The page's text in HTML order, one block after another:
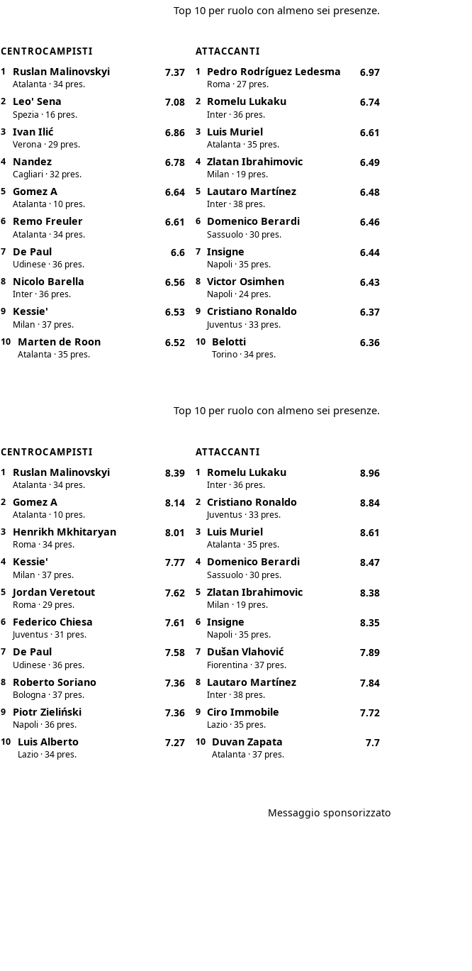
Top 10 per ruolo con almeno sei presenze.
CENTROCAMPISTI
1 Ruslan Malinovskyi
Atalanta · 34 pres.
7.37
2 Leo' Sena
Spezia · 16 pres.
7.08
3 Ivan Ilić
Verona · 29 pres.
6.86
4 Nandez
Cagliari · 32 pres.
6.78
5 Gomez A
Atalanta · 10 pres.
6.64
6 Remo Freuler
Atalanta · 34 pres.
6.61
7 De Paul
Udinese · 36 pres.
6.6
8 Nicolo Barella
Inter · 36 pres.
6.56
9 Kessie'
Milan · 37 pres.
6.53
10 Marten de Roon
Atalanta · 35 pres.
6.52
ATTACCANTI
1 Pedro Rodríguez Ledesma
Roma · 27 pres.
6.97
2 Romelu Lukaku
Inter · 36 pres.
6.74
3 Luis Muriel
Atalanta · 35 pres.
6.61
4 Zlatan Ibrahimovic
Milan · 19 pres.
6.49
5 Lautaro Martínez
Inter · 38 pres.
6.48
6 Domenico Berardi
Sassuolo · 30 pres.
6.46
7 Insigne
Napoli · 35 pres.
6.44
8 Victor Osimhen
Napoli · 24 pres.
6.43
9 Cristiano Ronaldo
Juventus · 33 pres.
6.37
10 Belotti
Torino · 34 pres.
6.36
Top 10 per ruolo con almeno sei presenze.
CENTROCAMPISTI
1 Ruslan Malinovskyi
Atalanta · 34 pres.
8.39
2 Gomez A
Atalanta · 10 pres.
8.14
3 Henrikh Mkhitaryan
Roma · 34 pres.
8.01
4 Kessie'
Milan · 37 pres.
7.77
5 Jordan Veretout
Roma · 29 pres.
7.62
6 Federico Chiesa
Juventus · 31 pres.
7.61
7 De Paul
Udinese · 36 pres.
7.58
8 Roberto Soriano
Bologna · 37 pres.
7.36
9 Piotr Zieliński
Napoli · 36 pres.
7.36
10 Luis Alberto
Lazio · 34 pres.
7.27
ATTACCANTI
1 Romelu Lukaku
Inter · 36 pres.
8.96
2 Cristiano Ronaldo
Juventus · 33 pres.
8.84
3 Luis Muriel
Atalanta · 35 pres.
8.61
4 Domenico Berardi
Sassuolo · 30 pres.
8.47
5 Zlatan Ibrahimovic
Milan · 19 pres.
8.38
6 Insigne
Napoli · 35 pres.
8.35
7 Dušan Vlahović
Fiorentina · 37 pres.
7.89
8 Lautaro Martínez
Inter · 38 pres.
7.84
9 Ciro Immobile
Lazio · 35 pres.
7.72
10 Duvan Zapata
Atalanta · 37 pres.
7.7
Messaggio sponsorizzato